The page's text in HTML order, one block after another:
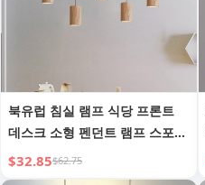
북유럽 침실 램프 식당 프론트
데스크 소형 펜던트 램프 스포트
라이트 나무 창의적인 쇼케이스
개성 싱글 헤드 베이 창 제조 업
$32.85$62.75